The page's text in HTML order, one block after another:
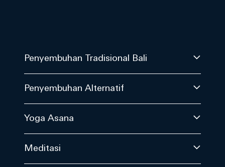
Penyembuhan Tradisional Bali
Penyembuhan Alternatif
Yoga Asana
Meditasi